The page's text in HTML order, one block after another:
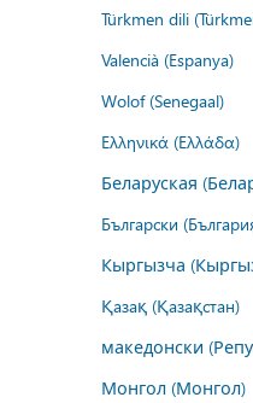
Türkmen dili
Valencià (Espanya)
Wolof (Senegaal)
Ελληνικά (Ελλάδα)
Беларуская
Български
Кыргызча
Қазақ (Қазақстан)
македонски
Монгол (Монгол)